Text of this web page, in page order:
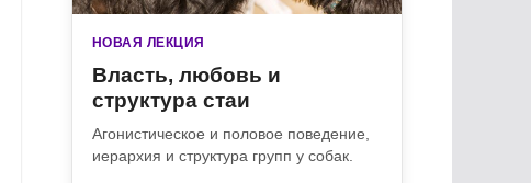
НОВАЯ ЛЕКЦИЯ
Власть, любовь и
структура стаи
Агонистическое и половое поведение,
иерархия и структура групп у собак.